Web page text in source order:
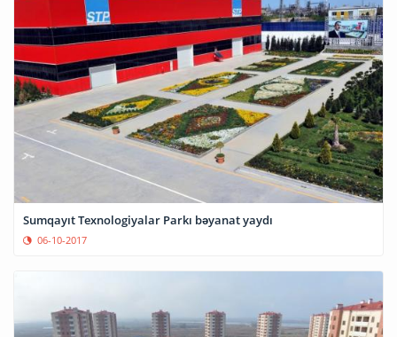
Sumqayıt Texnologiyalar Parkı bəyanat yaydı
06-10-2017